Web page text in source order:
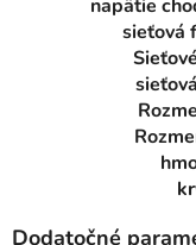
napätie
sieťová
Dodatočné